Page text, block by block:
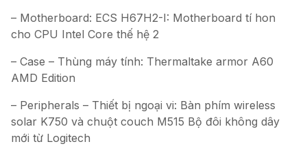
– Motherboard: ECS H67H2-I: Motherboard tí hon
cho CPU Intel Core thế hệ 2
– Case – Thùng máy tính: Thermaltake armor A60
AMD Edition
– Peripherals – Thiết bị ngoại vi: Bàn phím wireless
solar K750 và chuột couch M515 Bộ đôi không dây
mới từ Logitech